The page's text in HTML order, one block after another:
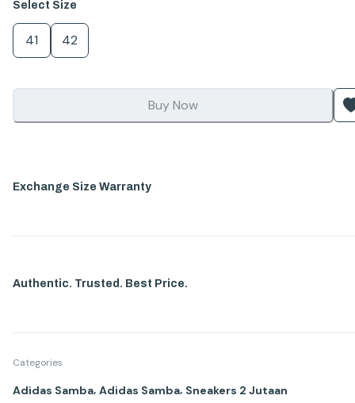
Select Size
41 42
Buy Now
Exchange Size Warranty
Authentic. Trusted. Best Price.
Categories
Adidas Samba, Adidas Samba, Sneakers 2 Jutaan